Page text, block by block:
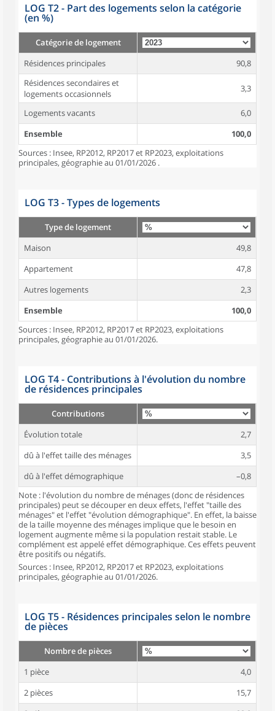
LOG T2 - Part des logements selon la catégorie
(en %)
Catégorie de logement
Résidences principales
90,8
Résidences secondaires et
logements occasionnels
3,3
Logements vacants
6,0
Ensemble
100,0
Sources : Insee, RP2012, RP2017 et RP2023, exploitations
principales, géographie au 01/01/2026 .
LOG T3 - Types de logements
Type de logement
Maison
49,8
Appartement
47,8
Autres logements
2,3
Ensemble
100,0
Sources : Insee, RP2012, RP2017 et RP2023, exploitations
principales, géographie au 01/01/2026.
LOG T4 - Contributions à l'évolution du nombre
de résidences principales
Contributions
Évolution totale
2,7
dû à l'effet taille des ménages
3,5
dû à l'effet démographique
–0,8
Note : l'évolution du nombre de ménages (donc de résidences
principales) peut se découper en deux effets, l'effet "taille des
ménages" et l'effet "évolution démographique". En effet, la baisse
de la taille moyenne des ménages implique que le besoin en
logement augmente même si la population restait stable. Le
complément est appelé effet démographique. Ces effets peuvent
être positifs ou négatifs.
Sources : Insee, RP2012, RP2017 et RP2023, exploitations
principales, géographie au 01/01/2026.
LOG T5 - Résidences principales selon le nombre
de pièces
Nombre de pièces
1 pièce
4,0
2 pièces
15,7